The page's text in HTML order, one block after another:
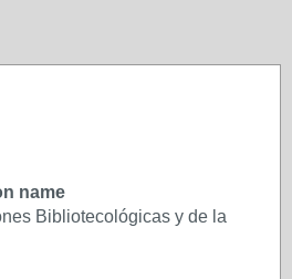
name
Bibliotecológicas y de la